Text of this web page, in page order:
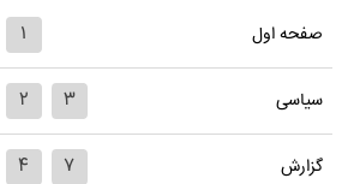
صفحه اول ۱
سیاسی ۲ ۳
گزارش ۴ ۷